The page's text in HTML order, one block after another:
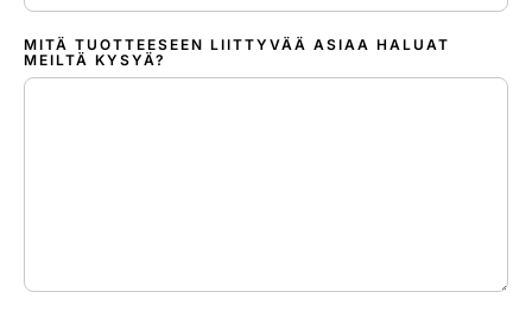
MITÄ TUOTTEESEEN LIITTYVÄÄ ASIAA HALUAT
MEILTÄ KYSYÄ?